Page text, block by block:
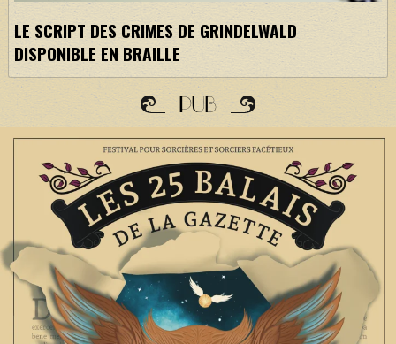
LE SCRIPT DES CRIMES DE GRINDELWALD
DISPONIBLE EN BRAILLE
PUB